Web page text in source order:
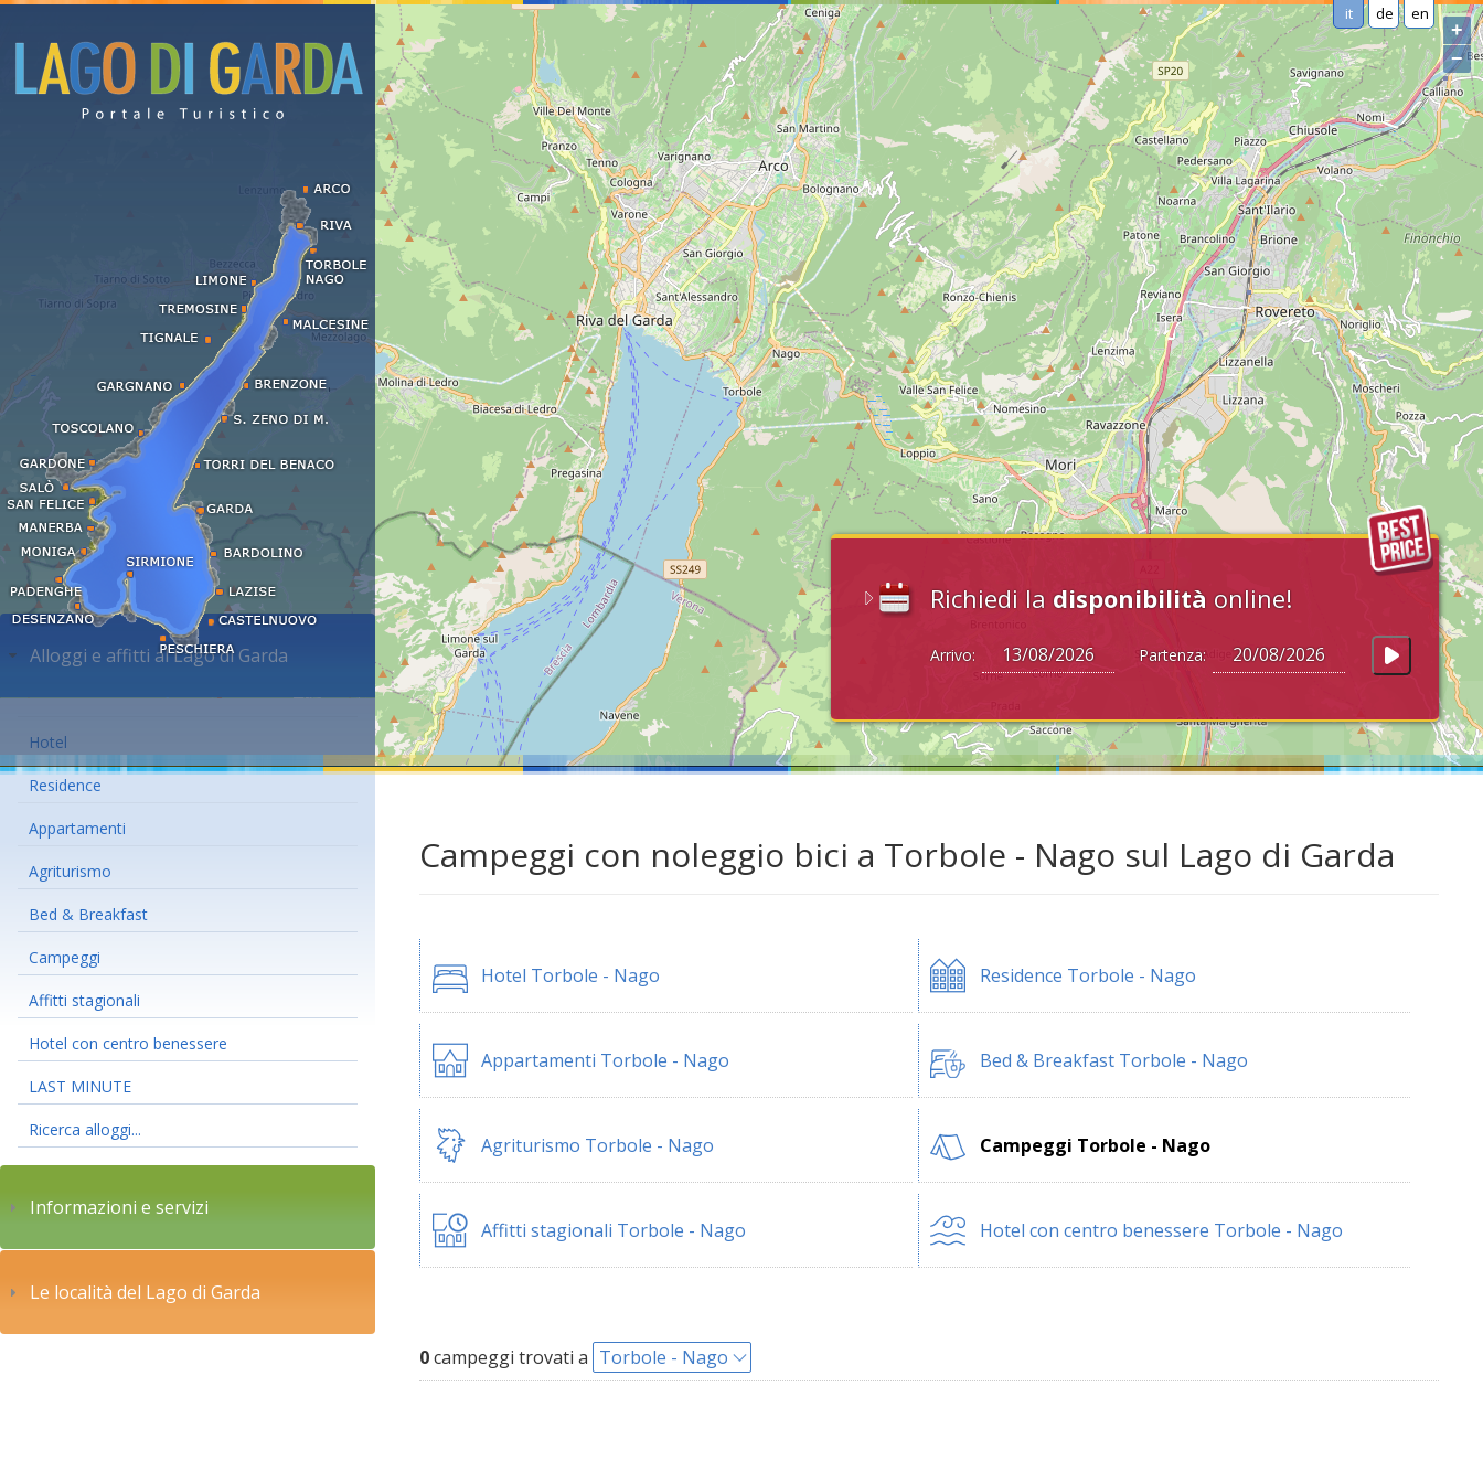
it de en
Richiedi la disponibilità online!
Arrivo: Partenza:
+
−
Alloggi e affitti al Lago di Garda
Hotel
Residence
Appartamenti
Agriturismo
Bed & Breakfast
Campeggi
Affitti stagionali
Hotel con centro benessere
LAST MINUTE
Ricerca alloggi...
Informazioni e servizi
Le località del Lago di Garda
Campeggi con noleggio bici a Torbole - Nago sul Lago di Garda
Hotel Torbole - Nago Residence Torbole - Nago
Appartamenti Torbole - Nago Bed & Breakfast Torbole - Nago
Agriturismo Torbole - Nago Campeggi Torbole - Nago
Affitti stagionali Torbole - Nago Hotel con centro benessere Torbole - Nago
0campeggi trovati a Torbole - Nago